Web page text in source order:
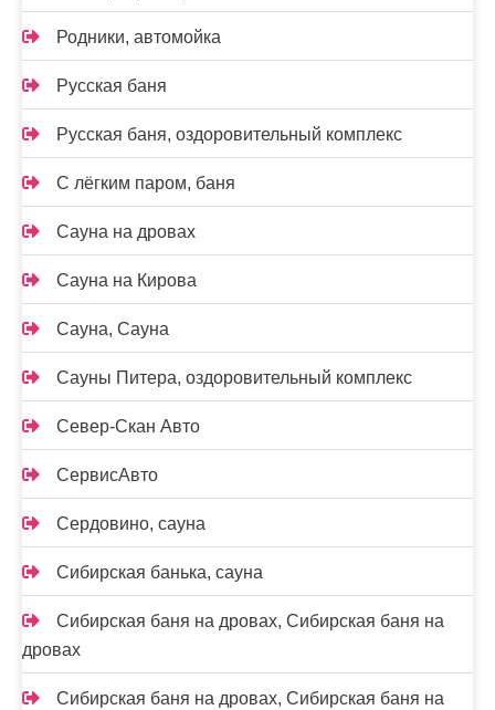
Родники, автомойка
Русская баня
Русская баня, оздоровительный комплекс
С лёгким паром, баня
Сауна на дровах
Сауна на Кирова
Сауна, Сауна
Сауны Питера, оздоровительный комплекс
Север-Скан Авто
СервисАвто
Сердовино, сауна
Сибирская банька, сауна
Сибирская баня на дровах, Сибирская баня на
дровах
Сибирская баня на дровах, Сибирская баня на